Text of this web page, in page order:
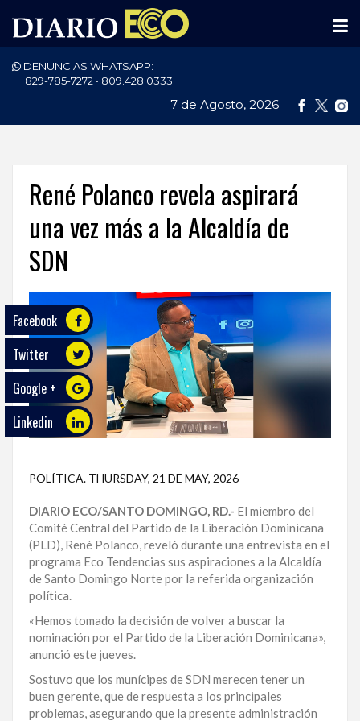
DENUNCIAS WHATSAPP:
829-785-7272 • 809.428.0333
7 de Agosto, 2026
PORTADA
DEPORTES
SALUD
TECNOLOGÍA
ECO
PLAY
INVESTIGACIÓN
PROVINCIAS
DISTRITO
NACIONAL
SANTO
DOMINGO
SANTIAGO
SAN
JUAN
René Polanco revela aspirará
una vez más a la Alcaldía de
SDN
Facebook
Twitter
Google +
Linkedin
POLÍTICA. THURSDAY, 21 DE MAY, 2026
DIARIO ECO/SANTO DOMINGO, RD.- El miembro del
Comité Central del Partido de la Liberación Dominicana
(PLD), René Polanco, reveló durante una entrevista en el
programa Eco Tendencias sus aspiraciones a la Alcaldía
de Santo Domingo Norte por la referida organización
política.
«Hemos tomado la decisión de volver a buscar la
nominación por el Partido de la Liberación Dominicana»,
anunció este jueves.
Sostuvo que los munícipes de SDN merecen tener un
buen gerente, que de respuesta a los principales
problemas, asegurando que la presente administración